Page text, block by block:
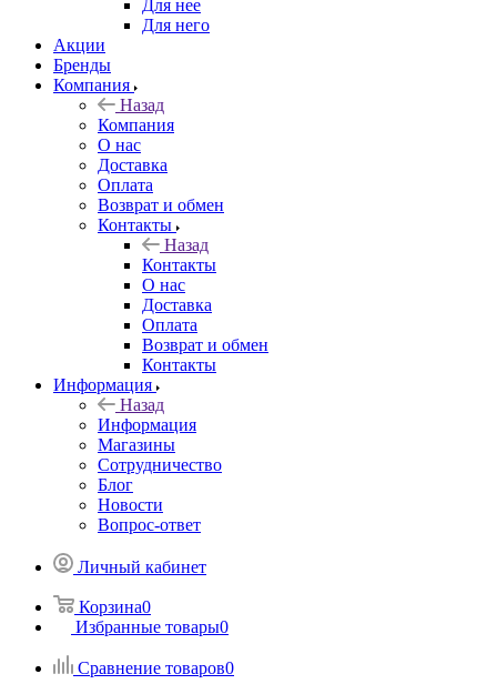
Для нее
Для него
Акции
Бренды
Компания
Назад
Компания
О нас
Доставка
Оплата
Возврат и обмен
Контакты
Назад
Контакты
О нас
Доставка
Оплата
Возврат и обмен
Контакты
Информация
Назад
Информация
Магазины
Сотрудничество
Блог
Новости
Вопрос-ответ
Личный кабинет
Корзина0
Избранные товары0
Сравнение товаров0